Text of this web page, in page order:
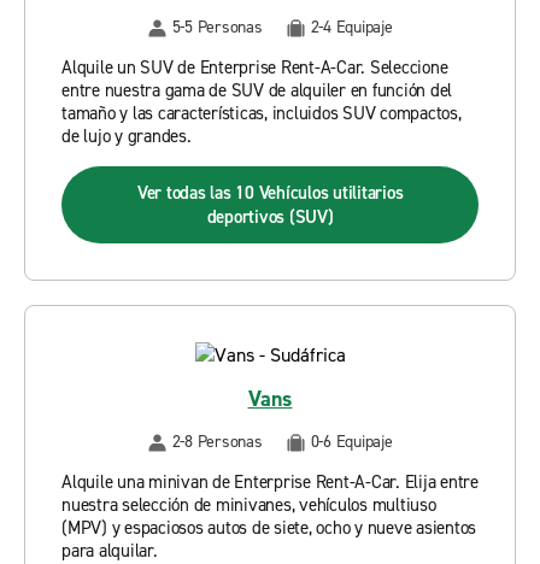
5-5 Personas 2-4 Equipaje
Alquile un SUV de Enterprise Rent-A-Car. Seleccione
entre nuestra gama de SUV de alquiler en función del
tamaño y las características, incluidos SUV compactos,
de lujo y grandes.
Ver todas las 10 Vehículos utilitarios
deportivos (SUV)
Vans
2-8 Personas 0-6 Equipaje
Alquile una minivan de Enterprise Rent-A-Car. Elija entre
nuestra selección de minivanes, vehículos multiuso
(MPV) y espaciosos autos de siete, ocho y nueve asientos
para alquilar.